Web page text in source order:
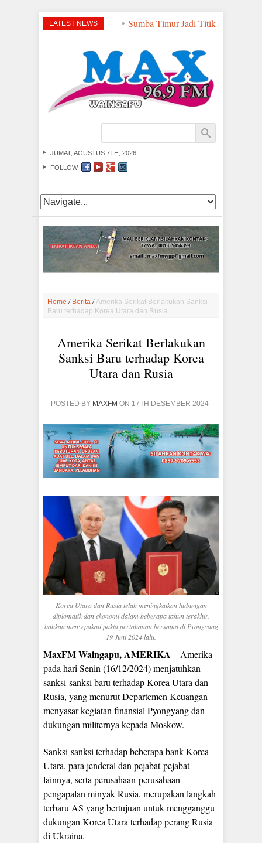
LATEST NEWS Sumba Timur Jadi Titik Strategis
JUMAT, AGUSTUS 7TH, 2026
FOLLOW
Home / Berita / Amerika Serikat Berlakukan Sanksi
Baru terhadap Korea Utara dan Rusia
Amerika Serikat Berlakukan
Sanksi Baru terhadap Korea
Utara dan Rusia
POSTED BY MAXFM ON 17TH DESEMBER 2024
Korea Utara dan Rusia telah meningkatkan hubungan
diplomatik dan ekonomi dalam beberapa tahun terakhir,
bahkan menyepakati pakta pertahanan bersama di Pyongyang
19 Juni 2024 lalu.
MaxFM Waingapu, AMERIKA – Amerika
pada hari Senin (16/12/2024) menjatuhkan
sanksi-sanksi baru terhadap Korea Utara dan
Rusia, yang menurut Departemen Keuangan
menyasar kegiatan finansial Pyongyang dan
dukungan militernya kepada Moskow.
Sanksi-sanksi terhadap beberapa bank Korea
Utara, para jenderal dan pejabat-pejabat
lainnya, serta perusahaan-perusahaan
pengapalan minyak Rusia, merupakan langkah
terbaru AS yang bertujuan untuk mengganggu
dukungan Korea Utara terhadap perang Rusia
di Ukraina.